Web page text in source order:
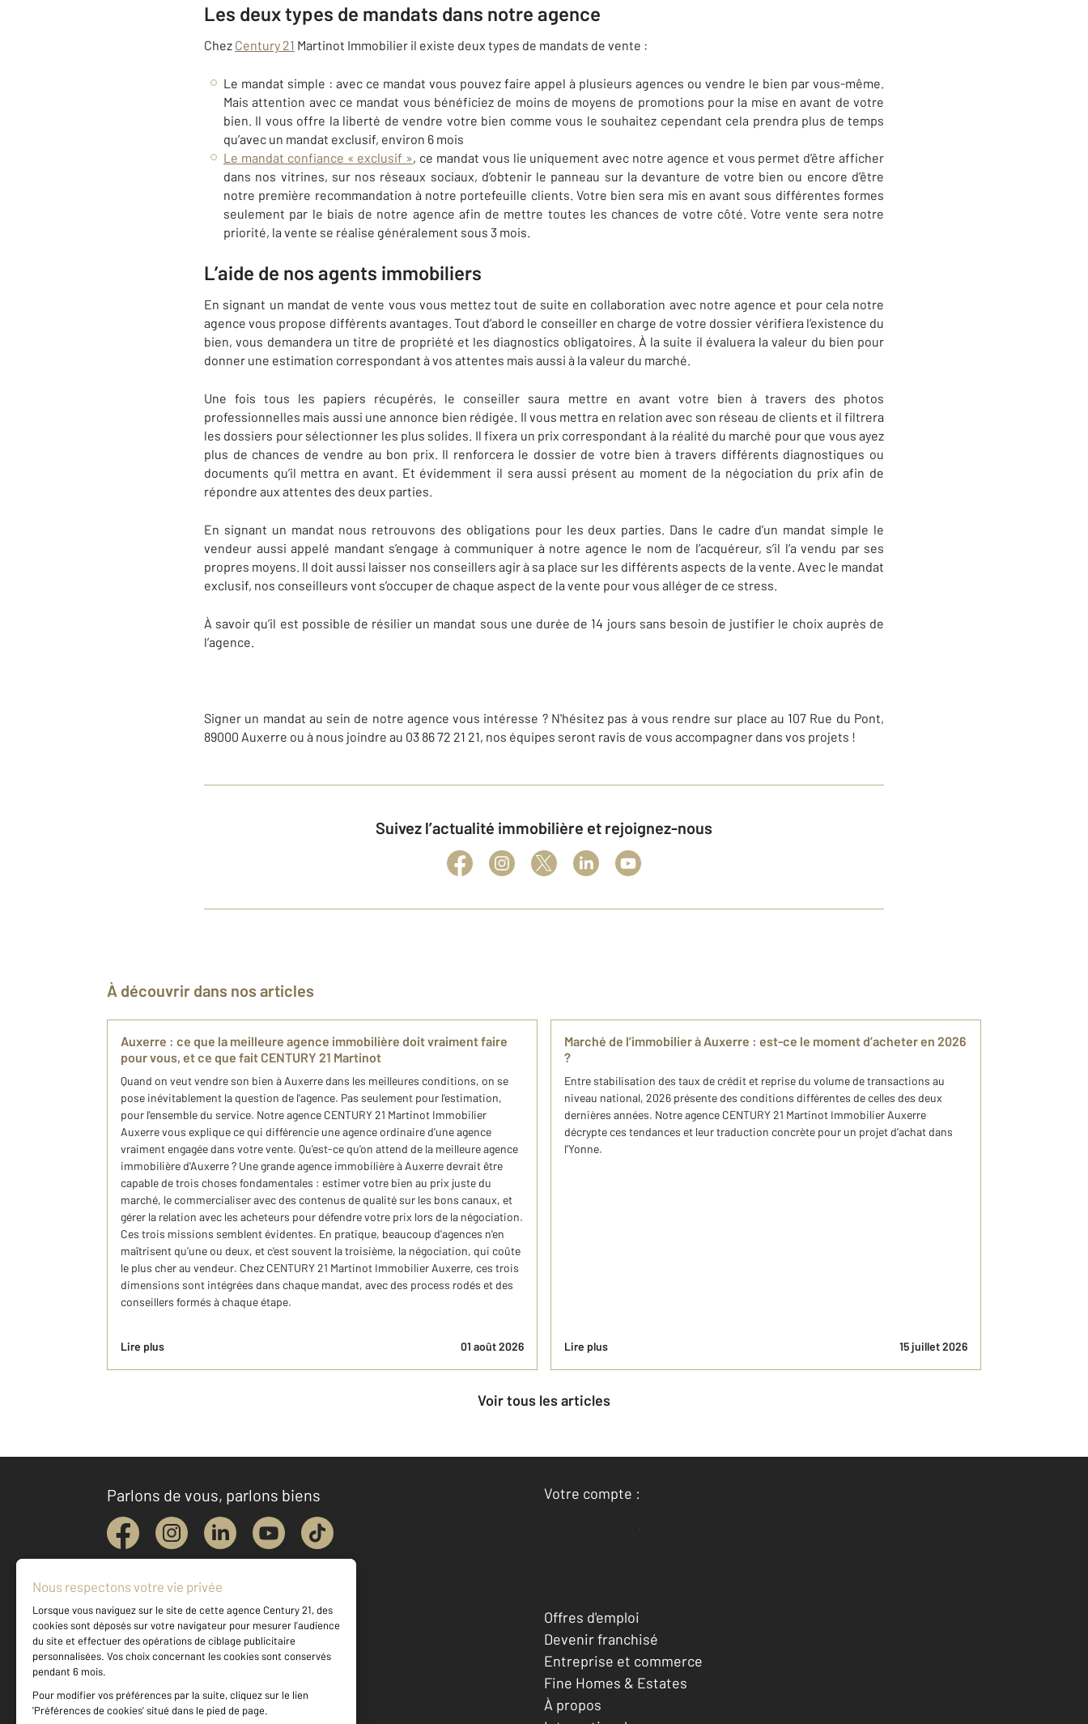
Les deux types de mandats dans notre agence
Chez Century 21 Martinot Immobilier il existe deux types de mandats de vente :
Le mandat simple : avec ce mandat vous pouvez faire appel à plusieurs agences ou vendre le bien par vous-même.
Mais attention avec ce mandat vous bénéficiez de moins de moyens de promotions pour la mise en avant de votre
bien. Il vous offre la liberté de vendre votre bien comme vous le souhaitez cependant cela prendra plus de temps
qu’avec un mandat exclusif, environ 6 mois
Le mandat confiance « exclusif », ce mandat vous lie uniquement avec notre agence et vous permet d’être afficher
dans nos vitrines, sur nos réseaux sociaux, d’obtenir le panneau sur la devanture de votre bien ou encore d’être
notre première recommandation à notre portefeuille clients. Votre bien sera mis en avant sous différentes formes
seulement par le biais de notre agence afin de mettre toutes les chances de votre côté. Votre vente sera notre
priorité, la vente se réalise généralement sous 3 mois.
L’aide de nos agents immobiliers
En signant un mandat de vente vous vous mettez tout de suite en collaboration avec notre agence et pour cela notre
agence vous propose différents avantages. Tout d’abord le conseiller en charge de votre dossier vérifiera l’existence du
bien, vous demandera un titre de propriété et les diagnostics obligatoires. À la suite il évaluera la valeur du bien pour
donner une estimation correspondant à vos attentes mais aussi à la valeur du marché.
Une fois tous les papiers récupérés, le conseiller saura mettre en avant votre bien à travers des photos
professionnelles mais aussi une annonce bien rédigée. Il vous mettra en relation avec son réseau de clients et il filtrera
les dossiers pour sélectionner les plus solides. Il fixera un prix correspondant à la réalité du marché pour que vous ayez
plus de chances de vendre au bon prix. Il renforcera le dossier de votre bien à travers différents diagnostiques ou
documents qu’il mettra en avant. Et évidemment il sera aussi présent au moment de la négociation du prix afin de
répondre aux attentes des deux parties.
En signant un mandat nous retrouvons des obligations pour les deux parties. Dans le cadre d’un mandat simple le
vendeur aussi appelé mandant s’engage à communiquer à notre agence le nom de l’acquéreur, s’il l’a vendu par ses
propres moyens. Il doit aussi laisser nos conseillers agir à sa place sur les différents aspects de la vente. Avec le mandat
exclusif, nos conseilleurs vont s’occuper de chaque aspect de la vente pour vous alléger de ce stress.
À savoir qu’il est possible de résilier un mandat sous une durée de 14 jours sans besoin de justifier le choix auprès de
l’agence.
Signer un mandat au sein de notre agence vous intéresse ? N'hésitez pas à vous rendre sur place au 107 Rue du Pont,
89000 Auxerre ou à nous joindre au 03 86 72 21 21, nos équipes seront ravis de vous accompagner dans vos projets !
Suivez l’actualité immobilière et rejoignez-nous
À découvrir dans nos articles
Auxerre : ce que la meilleure agence immobilière doit vraiment faire
pour vous, et ce que fait CENTURY 21 Martinot
Quand on veut vendre son bien à Auxerre dans les meilleures conditions, on se
pose inévitablement la question de l'agence. Pas seulement pour l'estimation,
pour l'ensemble du service. Notre agence CENTURY 21 Martinot Immobilier
Auxerre vous explique ce qui différencie une agence ordinaire d'une agence
vraiment engagée dans votre vente. Qu'est-ce qu'on attend de la meilleure agence
immobilière d'Auxerre ? Une grande agence immobilière à Auxerre devrait être
capable de trois choses fondamentales : estimer votre bien au prix juste du
marché, le commercialiser avec des contenus de qualité sur les bons canaux, et
gérer la relation avec les acheteurs pour défendre votre prix lors de la négociation.
Ces trois missions semblent évidentes. En pratique, beaucoup d'agences n'en
maîtrisent qu'une ou deux, et c'est souvent la troisième, la négociation, qui coûte
le plus cher au vendeur. Chez CENTURY 21 Martinot Immobilier Auxerre, ces trois
dimensions sont intégrées dans chaque mandat, avec des process rodés et des
conseillers formés à chaque étape.
Lire plus 01 août 2026
Marché de l’immobilier à Auxerre : est-ce le moment d’acheter en 2026
?
Entre stabilisation des taux de crédit et reprise du volume de transactions au
niveau national, 2026 présente des conditions différentes de celles des deux
dernières années. Notre agence CENTURY 21 Martinot Immobilier Auxerre
décrypte ces tendances et leur traduction concrète pour un projet d’achat dans
l’Yonne.
Lire plus 15 juillet 2026
Voir tous les articles
Parlons de vous, parlons biens
Votre compte :
Accéder à mon compte
Achat
Location
Offres d'emploi
Devenir franchisé
Entreprise et commerce
Fine Homes & Estates
À propos